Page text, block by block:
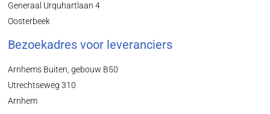
Generaal Urquhartlaan 4
Oosterbeek
Bezoekadres voor leveranciers
Arnhems Buiten, gebouw B50
Utrechtseweg 310
Arnhem